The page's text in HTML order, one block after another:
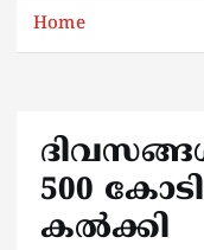
Home
500
കല്‍ക്കി